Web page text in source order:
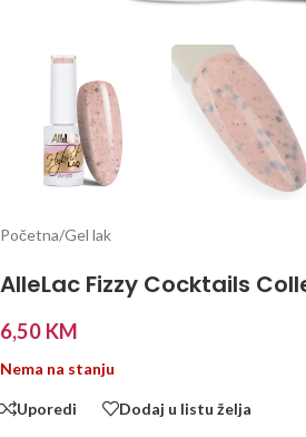
Početna/Gel lak
AlleLac Fizzy Cocktails
6,50 KM
Nema na stanju
Uporedi Dodaj u listu želja